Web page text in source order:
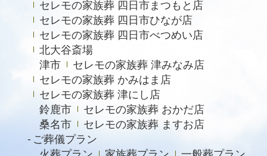
セレモの家族葬 四日市まつもと店
セレモの家族葬 四日市ひなが店
セレモの家族葬 四日市べつめい店
北大谷斎場
津市
セレモの家族葬 津みなみ店
セレモの家族葬 かみはま店
セレモの家族葬 津にし店
鈴鹿市
セレモの家族葬 おかだ店
桑名市
セレモの家族葬 ますお店
ご葬儀プラン